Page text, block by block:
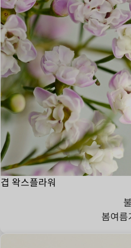
겹 왁스플라워
봄여름